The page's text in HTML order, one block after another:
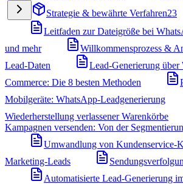
Strategie & bewährte Verfahren23
Leitfaden zur Dateigröße bei
und mehr
Willkommensprozess &
Lead-Daten
Lead-Generierung
Commerce: Die 8 besten Methoden
Mobilgeräte: WhatsApp-Leadgenerierung
Wiederherstellung verlassener Warenkörbe
Kampagnen versenden: Von der
Umwandlung von Kundenservice-
Marketing-Leads
Automatisierte Lead-Generierung